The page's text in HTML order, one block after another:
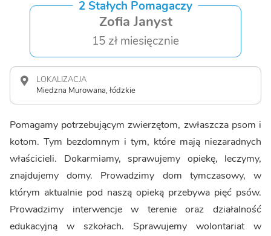
2 Stałych Pomagaczy
Zofia Janyst
15 zł miesięcznie
LOKALIZACJA
Miedzna Murowana, łódzkie
Pomagamy potrzebującym zwierzętom, zwłaszcza psom i
kotom. Tym bezdomnym i tym, które mają niezaradnych
właścicieli. Dokarmiamy, sprawujemy opiekę, leczymy,
znajdujemy domy. Prowadzimy dom tymczasowy, w
którym aktualnie pod naszą opieką przebywa pięć psów.
Prowadzimy interwencje w terenie oraz działalność
edukacyjną w szkołach. Sprawujemy wolontariat w